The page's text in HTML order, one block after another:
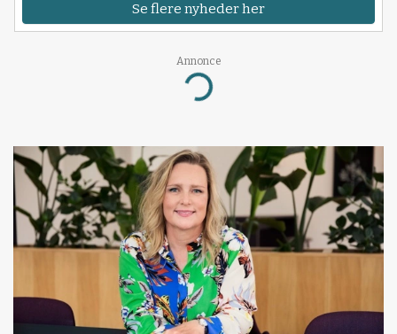
Se flere nyheder her
Annonce
Loading...